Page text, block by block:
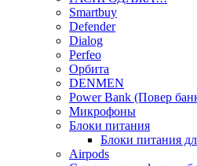
Smartbuy
Defender
Dialog
Perfeo
Орбита
DENMEN
Power Bank (Повер
Микрофоны
Блоки питания
Блоки питания
Airpods